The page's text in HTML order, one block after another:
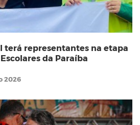
terá representantes na etapa
da Paraíba
2026